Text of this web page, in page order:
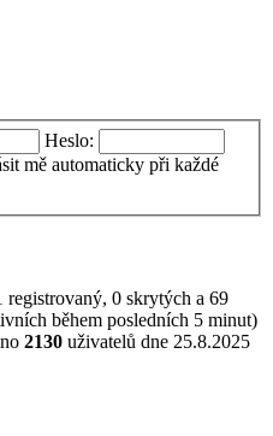
Heslo:
mě automaticky při každé
registrovaný, 0 skrytých a 69
během posledních 5 minut)
2130 uživatelů dne 25.8.2025